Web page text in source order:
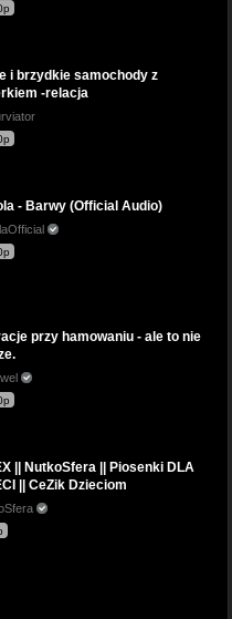
i brzydkie samochody z
-relacja
- Barwy (Official Audio)
przy hamowaniu - ale to nie
|| NutkoSfera || Piosenki DLA
|| CeZik Dzieciom